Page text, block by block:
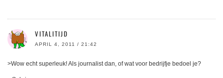
VITALITIJD
APRIL 4, 2011 / 21:42
>Wow echt superleuk! Als journalist dan, of wat voor bedrijfje bedoel je?